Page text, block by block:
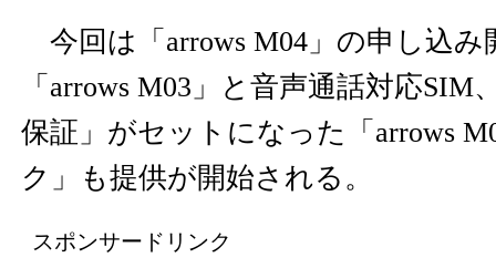
今回は「arrows M04」の申し込み
「arrows M03」と音声通話対応
保証」がセットになった「arrows
ク」も提供が開始される。
スポンサードリンク